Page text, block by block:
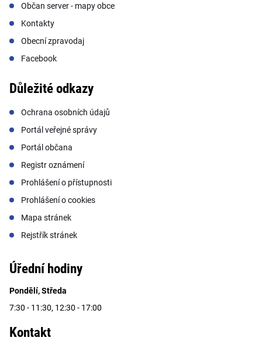
Občan server - mapy obce
Kontakty
Obecní zpravodaj
Facebook
Důležité odkazy
Ochrana osobních údajů
Portál veřejné správy
Portál občana
Registr oznámení
Prohlášení o přístupnosti
Prohlášení o cookies
Mapa stránek
Rejstřík stránek
Úřední hodiny
Pondělí, Středa
7:30 - 11:30, 12:30 - 17:00
Kontakt